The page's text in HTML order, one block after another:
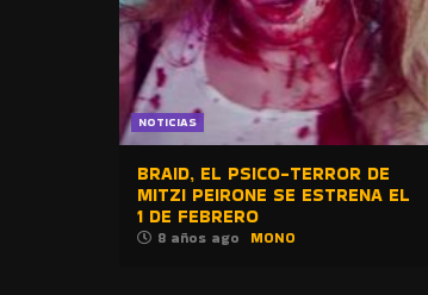
NOTICIAS
BRAID, EL PSICO-TERROR DE
MITZI PEIRONE SE ESTRENA EL
1 DE FEBRERO
8 años ago MONO